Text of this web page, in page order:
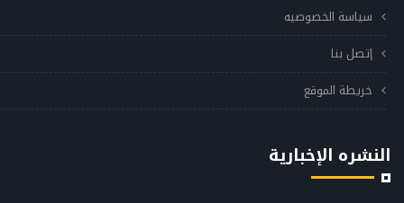
سياسة الخصوصيه
إتصل بنا
خريطة الموقع
النشره الإخبارية